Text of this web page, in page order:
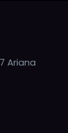
Ariana